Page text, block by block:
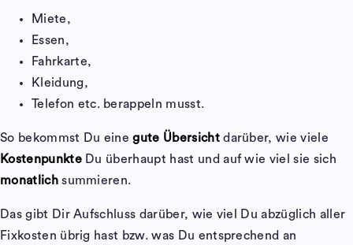
Miete,
Essen,
Fahrkarte,
Kleidung,
Telefon etc. berappeln musst.
So bekommst Du einegute Übersichtdarüber, wie viele
KostenpunkteDu überhaupt hast und auf wie viel sie sich
monatlichsummieren.
Das gibt Dir Aufschluss darüber, wie viel Du abzüglich aller
Fixkosten übrig hast bzw. was Du entsprechend an